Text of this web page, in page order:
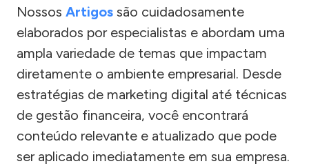
Nossos Artigos são cuidadosamente
elaborados por especialistas e abordam uma
ampla variedade de temas que impactam
diretamente o ambiente empresarial. Desde
estratégias de marketing digital até técnicas
de gestão financeira, você encontrará
conteúdo relevante e atualizado que pode
ser aplicado imediatamente em sua empresa.